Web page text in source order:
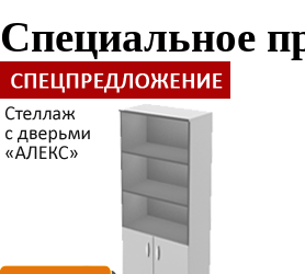
Специальное